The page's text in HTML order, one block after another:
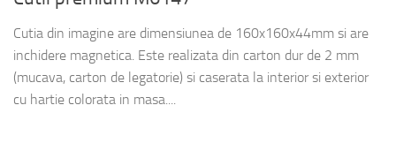
Cutia din imagine are dimensiunea de 160x160x44mm si are
inchidere magnetica. Este realizata din carton dur de 2 mm
(mucava, carton de legatorie) si caserata la interior si exterior
cu hartie colorata in masa....